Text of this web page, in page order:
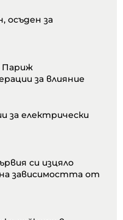
осъден за
Париж
за влияние
за електрически
си изцяло
зависимостта от